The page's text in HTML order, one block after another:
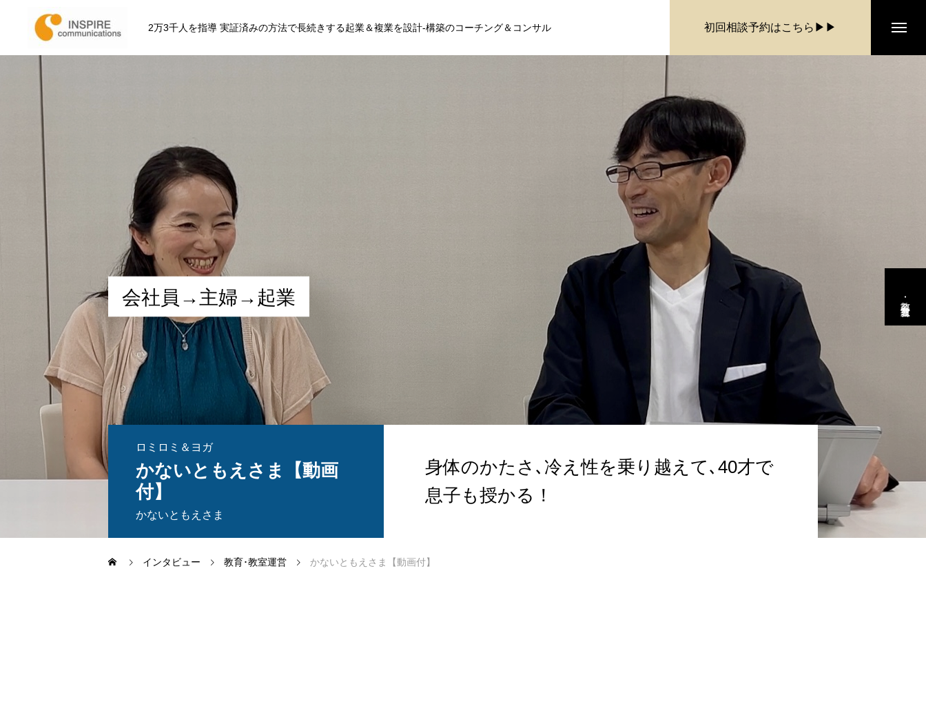
2万3千人を指導 実証済みの方法で長続きする起業＆複業を設計-構築のコーチング＆コンサル 初回相談予約はこちら▶▶
初めてのかたはヒアリング面談から！
起業･複業準備メール講座
中村航への仕事依頼･取材申込
会社 員 → 主婦→起業
ロミロミ＆ヨガ
かないともえさま【動画
付】
かないともえさま
身体のかたさ､冷え性を乗り越えて､40才で
息子も授かる！
教育･教室運営
インタビュー 教育･教室運営 かないともえさま【動画付】